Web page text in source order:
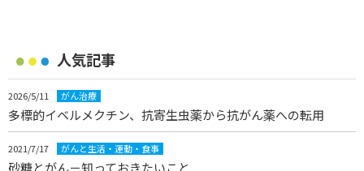
人気記事
2026/5/11 がん治療
多標的イベルメクチン、抗寄生虫薬から抗がん薬への転用
2021/7/17 がんと生活・運動・食事
砂糖とがん－知っておきたいこと